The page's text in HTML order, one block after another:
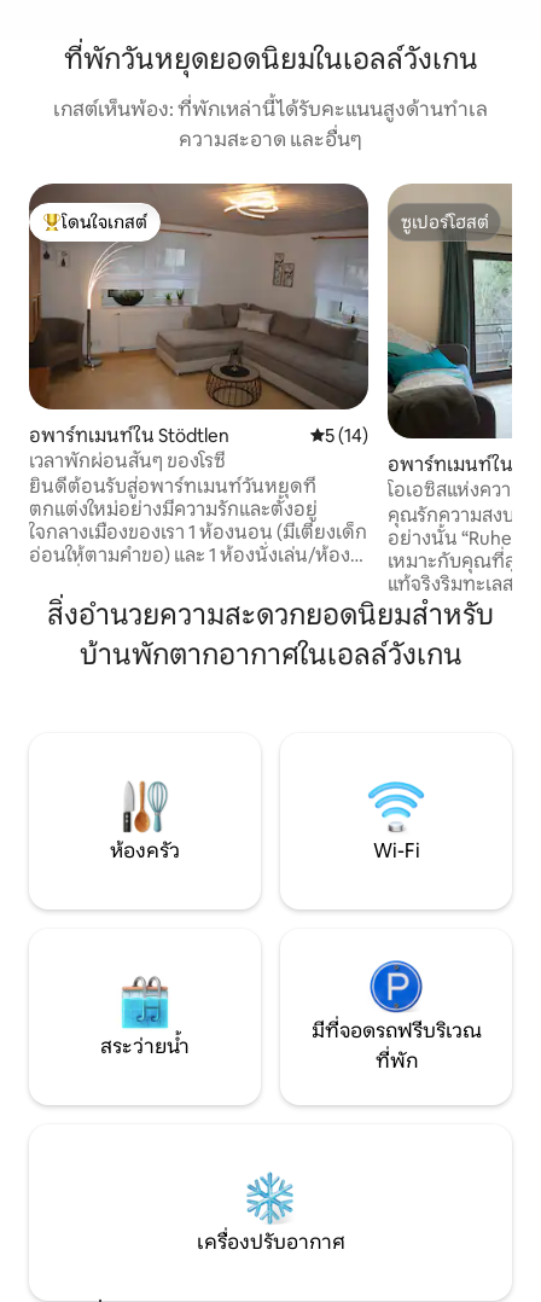
ที่พักวันหยุดยอดนิยมในเอลล์วังเกน
เกสต์เห็นพ้อง: ที่พักเหล่านี้ได้รับคะแนนสูงด้านทำเล
ความสะอาด และอื่นๆ
โดนใจเกสต์ที่สุด
โดนใจเกสต์
อพาร์ทเมนท์ใน Stödtlen คะแนนเฉลี่ย 5 จาก 5, 14 รีวิว
5 (14)
เวลาพักผ่อนสั้นๆ ของโรซี
ยินดีต้อนรับสู่อพาร์ทเมนท์วันหยุดที่
ตกแต่งใหม่อย่างมีความรักและตั้งอยู่
ใจกลางเมืองของเรา 1 ห้องนอน (มีเตียงเด็ก
อ่อนให้ตามคำขอ) และ 1 ห้องนั่งเล่น/ห้อง
โซฟาได้) สิ่งที่ต้องทำ: • ห้องครัวพร้อม
อุปกรณ์ครบครันและระเบียง • มี Wi-Fi ทีวี
และเครื่องซักผ้า • มีผ้าปูที่นอนและ
ผ้าเช็ดตัวให้ในบริเวณที่พัก • รวมค่าทำความ
ห้ามเลี้ยงสัตว์ หวังว่าจะได้พบคุณเร็วๆนี้!
ซูเปอร์โฮสต์
ซูเปอร์โฮสต์
อพาร์ทเมนท์ใน
โอเอซิสแห่งความ
ความสุขบนยอดไม้
คุณรักความสงบแล
อย่างนั้น
เหมาะกับคุณที่สุด!
แท้จริงริมทะเลสาบ (600 ม
ขนาด 50 ตร.ม. แ
4 คน + เด็ก 2 คน
ทะเลสาบเอลวังเ
สะอาดครั้งสุดท้าย
ไฟฟ้า ค่าน้ำไว้แล้ว
สิ่งอำนวยความสะดวกยอดนิยมสำหรับ
บ้านพักตากอากาศในเอลล์วังเกน
ห้องครัว Wi-Fi
สระว่ายน้ำ
มีที่จอดรถฟรีบริเวณ
ที่พัก
เครื่องปรับอากาศ